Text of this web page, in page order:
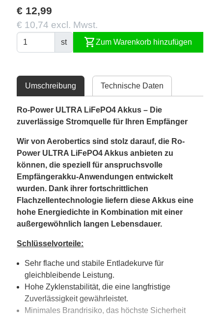
€ 12,99
€ 10,74 excl. Mwst.
st shopping_cartZum Warenkorb hinzufügen
Umschreibung Technische Daten
Ro-Power ULTRA LiFePO4 Akkus – Die
zuverlässige Stromquelle für Ihren Empfänger
Wir von Aerobertics sind stolz darauf, die Ro-
Power ULTRA LiFePO4 Akkus anbieten zu
können, die speziell für anspruchsvolle
Empfängerakku-Anwendungen entwickelt
wurden. Dank ihrer fortschrittlichen
Flachzellentechnologie liefern diese Akkus eine
hohe Energiedichte in Kombination mit einer
außergewöhnlich langen Lebensdauer.
Schlüsselvorteile:
Sehr flache und stabile Entladekurve für
gleichbleibende Leistung.
Hohe Zyklenstabilität, die eine langfristige
Zuverlässigkeit gewährleistet.
Minimales Brandrisiko, das höchste Sicherheit